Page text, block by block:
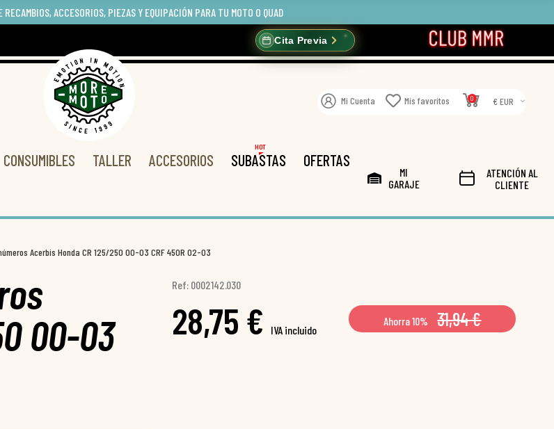
ACCESORIOS, PIEZAS Y EQUIPACIÓN PARA TU MOTO O QUAD
Cita Previa
Mi Cuenta Mis favoritos 0 € EUR
CONSUMIBLES TALLER ACCESORIOS SUBASTAS
HOT
OFERTAS
MI
GARAJE
ATENCIÓN AL
CLIENTE
Acerbis Honda CR 125/250 00-03 CRF 450R 02-03
00-03
Ref: 0002142.030
28,75 € IVA incluido
Ahorra 10% 31,94 €